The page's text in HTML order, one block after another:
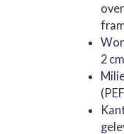
2